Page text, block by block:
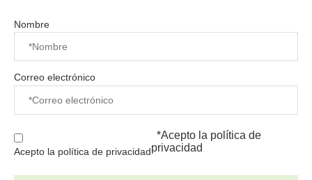
Nombre
Correo electrónico
Acepto la política de privacidad
*Acepto la política de
privacidad